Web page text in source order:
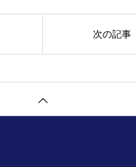
次の記事